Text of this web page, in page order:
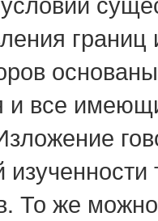
и все
То же